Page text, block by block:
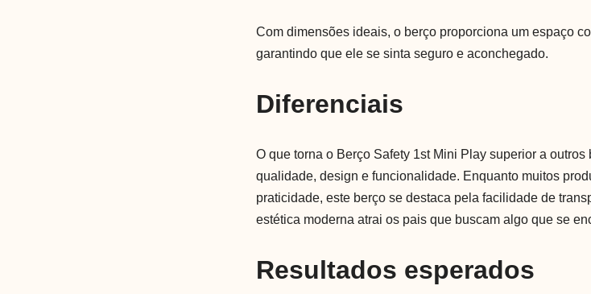
Com dimensões ideais, o berço proporciona um espaço
garantindo que ele se sinta seguro e aconchegado.
Diferenciais
O que torna o Berço Safety 1st Mini Play superior a
qualidade, design e funcionalidade. Enquanto muitos
praticidade, este berço se destaca pela facilidade de
estética moderna atrai os pais que buscam algo que se
Resultados esperados